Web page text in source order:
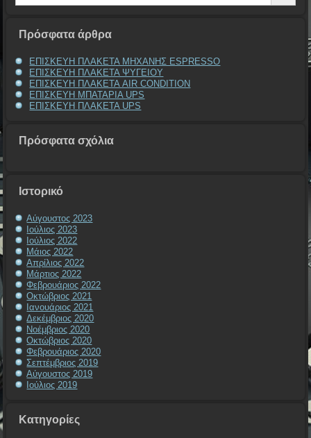
Πρόσφατα άρθρα
ΕΠΙΣΚΕΥΗ ΠΛΑΚΕΤΑ ΜΗΧΑΝΗΣ ESPRESSO
ΕΠΙΣΚΕΥΗ ΠΛΑΚΕΤΑ ΨΥΓΕΙΟΥ
ΕΠΙΣΚΕΥΗ ΠΛΑΚΕΤΑ AIR CONDITION
ΕΠΙΣΚΕΥΗ ΜΠΑΤΑΡΙΑ UPS
ΕΠΙΣΚΕΥΗ ΠΛΑΚΕΤΑ UPS
Πρόσφατα σχόλια
Ιστορικό
Αύγουστος 2023
Ιούλιος 2023
Ιούλιος 2022
Μάιος 2022
Απρίλιος 2022
Μάρτιος 2022
Φεβρουάριος 2022
Οκτώβριος 2021
Ιανουάριος 2021
Δεκέμβριος 2020
Νοέμβριος 2020
Οκτώβριος 2020
Φεβρουάριος 2020
Σεπτέμβριος 2019
Αύγουστος 2019
Ιούλιος 2019
Kατηγορίες